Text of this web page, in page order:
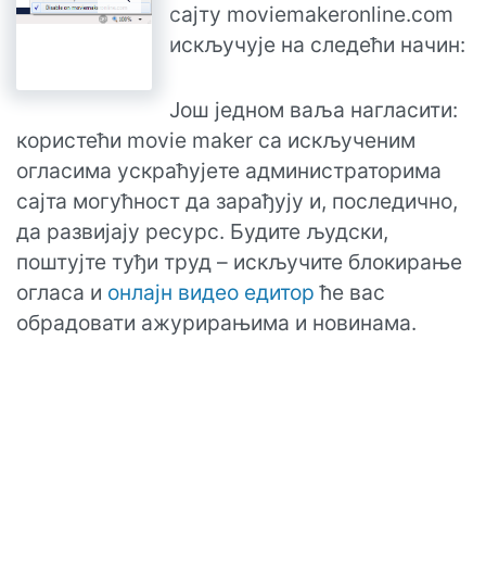
сајту moviemakeronline.com
искључује на следећи начин:
Још једном ваља нагласити:
користећи movie maker са искљученим
огласима ускраћујете администраторима
сајта могућност да зарађују и, последично,
да развијају ресурс. Будите људски,
поштујте туђи труд – искључите блокирање
огласа и онлајн видео едитор ће вас
обрадовати ажурирањима и новинама.